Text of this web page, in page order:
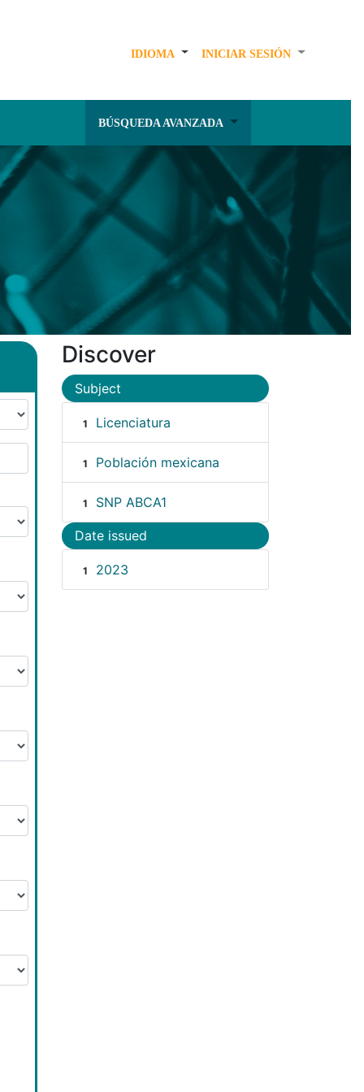
IDIOMA INICIAR SESIÓN
BÚSQUEDA AVANZADA
Discover
Subject
1 Licenciatura
1 Población mexicana
1 SNP ABCA1
Date issued
1 2023